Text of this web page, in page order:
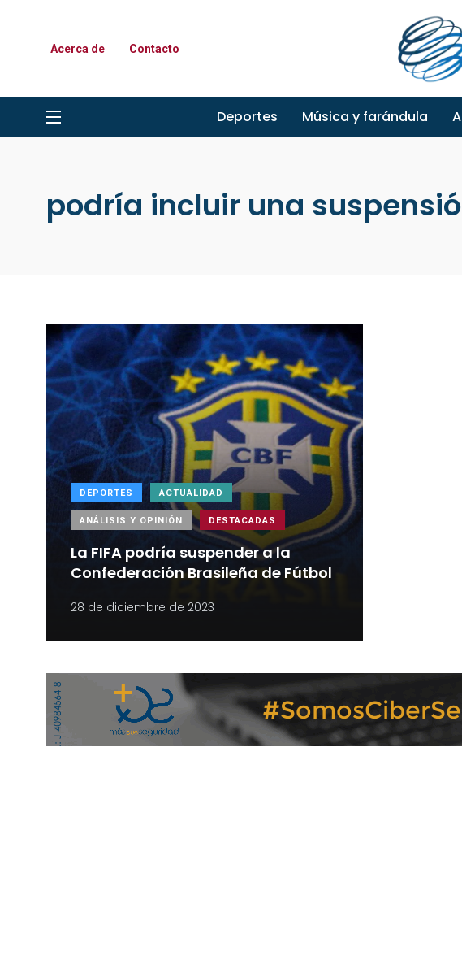
Acerca de Contacto
Deportes Música y farándula
podría incluir una
DEPORTES ACTUALIDAD
ANÁLISIS Y OPINIÓN DESTACADAS
La FIFA podría suspender a la
Confederación Brasileña de Fútbol
28 de diciembre de 2023